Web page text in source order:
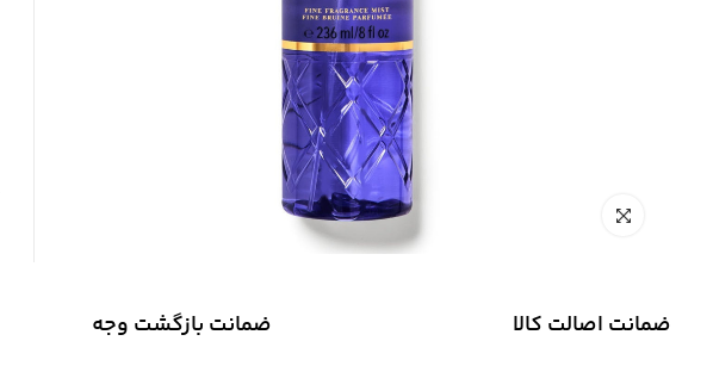
ضمانت اصالت کالا ضمانت بازگشت وجه